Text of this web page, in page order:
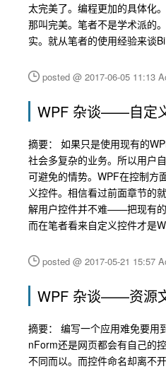
太完美了。编程更加的具体化
那叫完美。笔者不是学术派的
实。就从笔者的使用经验来谈Bi
posted @ 2017-06-05 11:13
WPF 杂谈——自定
摘要： 如果只是使用现有的
社会多复杂的业务。所以用户
可避免的情势。WPF在控制方
义控件。相信看过前面章节的
解用户控件并不难——把现有的
而在笔者看来自定义控件才是
posted @ 2017-05-21 15:57
WPF 杂谈——资源
摘要： 编写一个应用难免要用
nForm还是网页都会有自己的
不同而以。而控件命名却离不